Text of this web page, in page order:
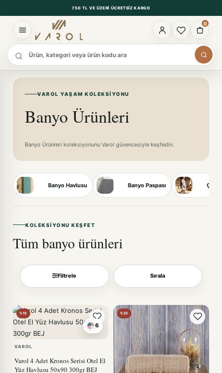
750 TL VE ÜZERI ÜCRETSIZ KARGO
0
Ürün ara
VAROL YAŞAM KOLEKSIYONU
Banyo Ürünleri
Banyo Ürünleri koleksiyonunu Varol güvencesiyle keşfedin.
Banyo Havlusu Banyo Paspası
KOLEKSIYONU KEŞFET
Tüm banyo ürünleri
Filtrele Sırala
Sırala
%13
6
VAROL
Varol 4 Adet Kronos Serisi Otel El
Yüz Havlusu 50x90 300gr BEJ
%23